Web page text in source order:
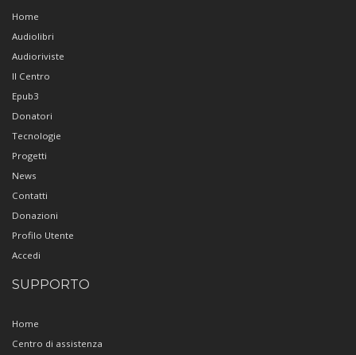
Home
Audiolibri
Audioriviste
Il Centro
Epub3
Donatori
Tecnologie
Progetti
News
Contatti
Donazioni
Profilo Utente
Accedi
SUPPORTO
Home
Centro di assistenza